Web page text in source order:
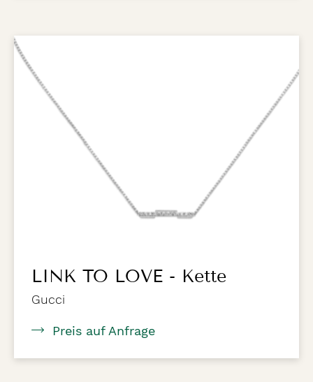
LINK TO LOVE - Kette
Gucci
Preis auf Anfrage